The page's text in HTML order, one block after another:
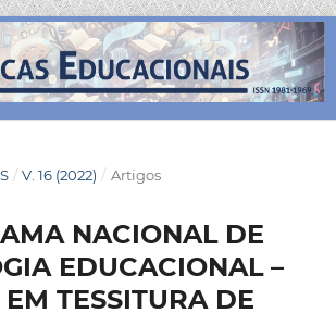
/ V. 16 (2022) / Artigos
NACIONAL DE
EDUCACIONAL –
TESSITURA DE